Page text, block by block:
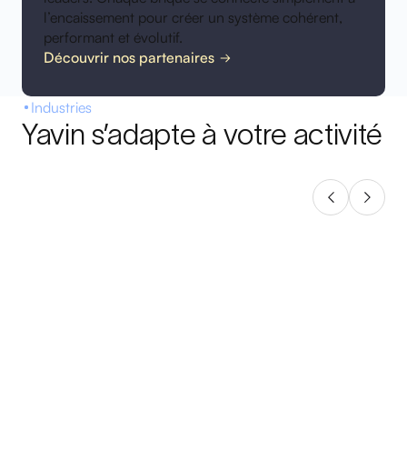
l’encaissement pour créer un système cohérent,
performant et évolutif.
Découvrir nos partenaires
Industries
Yavin s’adapte à votre activité